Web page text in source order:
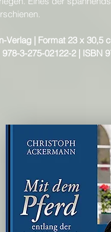
Verlag | Format 23 x 30,5
3-275-02122-2 | ISBN